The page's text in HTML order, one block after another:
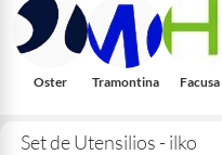
Oster Tramontina Facusa
Set de Utensilios - ilko